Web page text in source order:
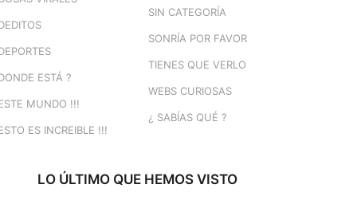
ESTÁ ?
MUNDO !!!
ES INCREIBLE !!!
SIN CATEGORÍA
SONRÍA POR FAVOR
TIENES QUE VERLO
WEBS CURIOSAS
¿ SABÍAS QUÉ ?
LO ÚLTIMO QUE HEMOS VISTO